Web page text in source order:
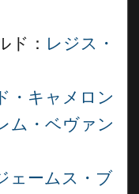
ド： レジス・
・キャメロン
ム・ベヴァン
ェームス・ブ